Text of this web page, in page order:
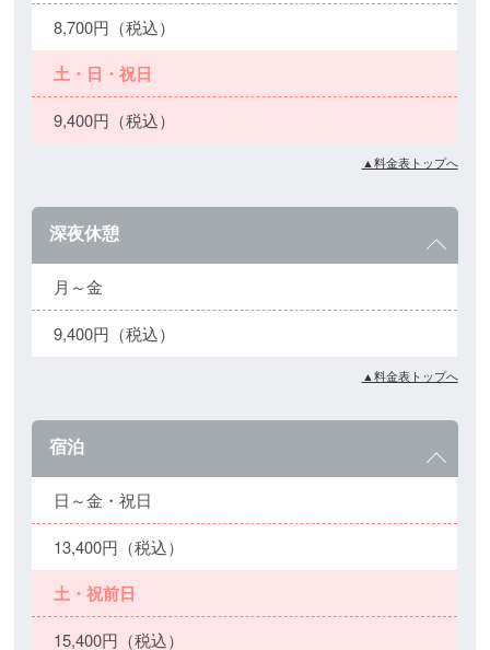
8,700円（税込）
土・日・祝日
9,400円（税込）
▲料金表トップへ
深夜休憩
月～金
9,400円（税込）
▲料金表トップへ
宿泊
日～金・祝日
13,400円（税込）
土・祝前日
15,400円（税込）